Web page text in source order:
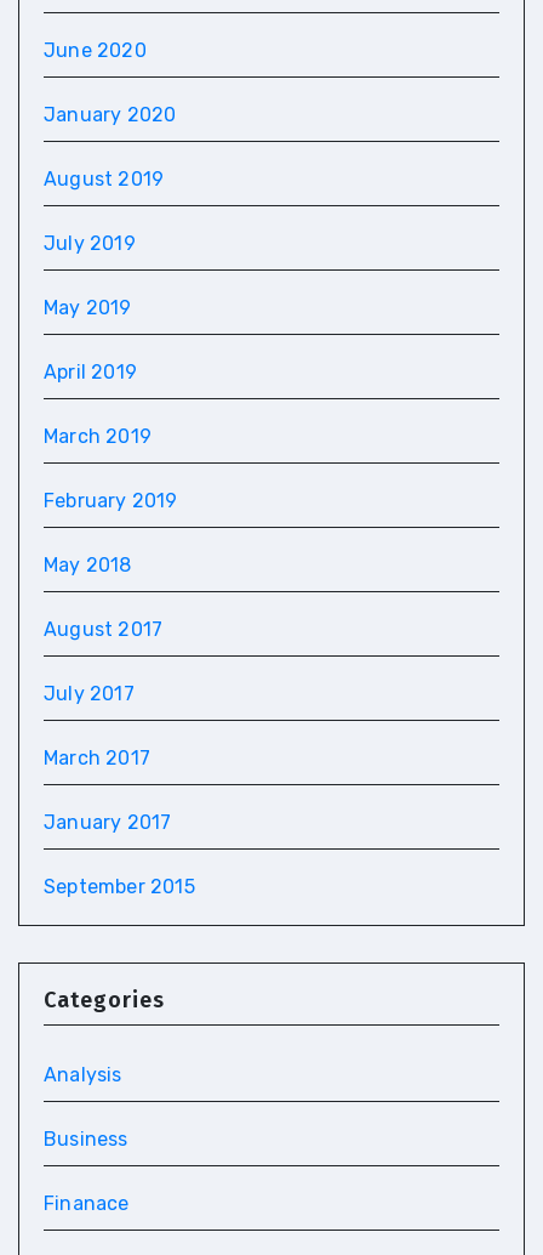
June 2020
January 2020
August 2019
July 2019
May 2019
April 2019
March 2019
February 2019
May 2018
August 2017
July 2017
March 2017
January 2017
September 2015
Categories
Analysis
Business
Finanace